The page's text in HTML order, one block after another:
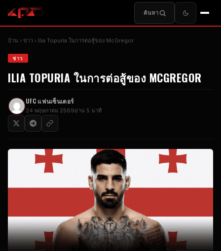
ค้นหา
บ้าน ข่าว Ilia Topuria ในการต่อสู้ของ McGregor
ข่าว
ILIA TOPURIA ในการต่อสู้ของ MCGREGOR
UFCแฟนเซ็นเตอร์
24 พฤษภาคม 2569อ่าน 5 นาที